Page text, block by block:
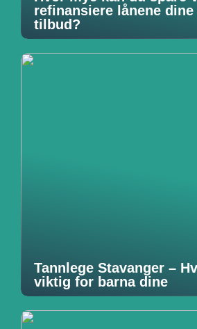
refinansiere lånene
tilbud?
Tannlege Stavanger –
viktig for barna dine